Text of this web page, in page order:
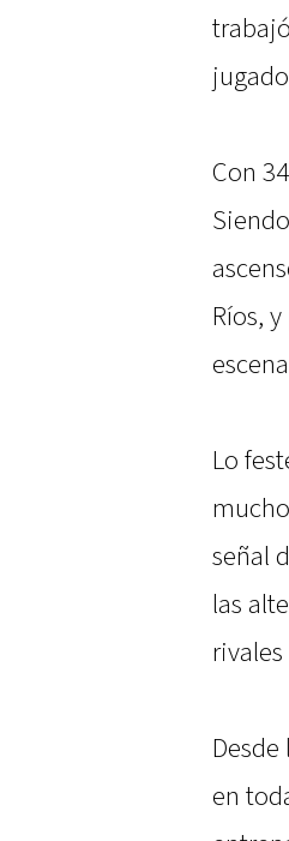
Con
Ríos,
Lo
señal
las
en